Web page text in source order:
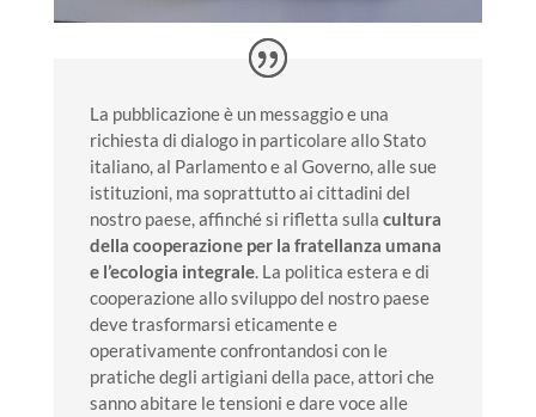
La pubblicazione è un messaggio e una
richiesta di dialogo in particolare allo Stato
italiano, al Parlamento e al Governo, alle sue
istituzioni, ma soprattutto ai cittadini del
nostro paese, affinché si rifletta sulla cultura
della cooperazione per la fratellanza umana
e l’ecologia integrale. La politica estera e di
cooperazione allo sviluppo del nostro paese
deve trasformarsi eticamente e
operativamente confrontandosi con le
pratiche degli artigiani della pace, attori che
sanno abitare le tensioni e dare voce alle